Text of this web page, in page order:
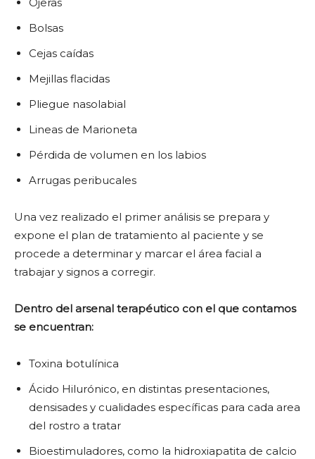
Bolsas
Cejas caídas
Mejillas flacidas
Pliegue nasolabial
Lineas de Marioneta
Pérdida de volumen en los labios
Arrugas peribucales
Una vez realizado el primer análisis se prepara y
expone el plan de tratamiento al paciente y se
procede a determinar y marcar el área facial a
trabajar y signos a corregir.
Dentro del arsenal terapéutico con el que contamos
se encuentran:
Toxina botulínica
Ácido Hilurónico, en distintas presentaciones,
densisades y cualidades específicas para cada area
del rostro a tratar
Bioestimuladores, como la hidroxiapatita de calcio